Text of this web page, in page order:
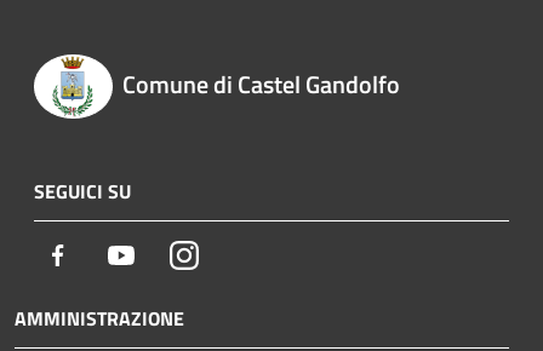
Comune di Castel Gandolfo
SEGUICI SU
Facebook YoutubeInstagram
AMMINISTRAZIONE